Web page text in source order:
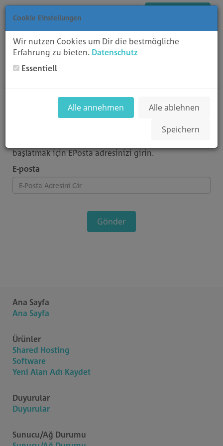
Şifremi Unuttum
başlatmak için EPosta adresinizi girin.
E-posta
Gönder
Ana Sayfa
Ana Sayfa
Ürünler
Shared Hosting
Software
Yeni Alan Adı Kaydet
Duyurular
Duyurular
Sunucu/Ağ Durumu
Cookie Einstellungen
Wir nutzen Cookies um Dir die bestmögliche
Erfahrung zu bieten. Datenschutz
Essentiell
Alle annehmen
Alle ablehnen
Speichern